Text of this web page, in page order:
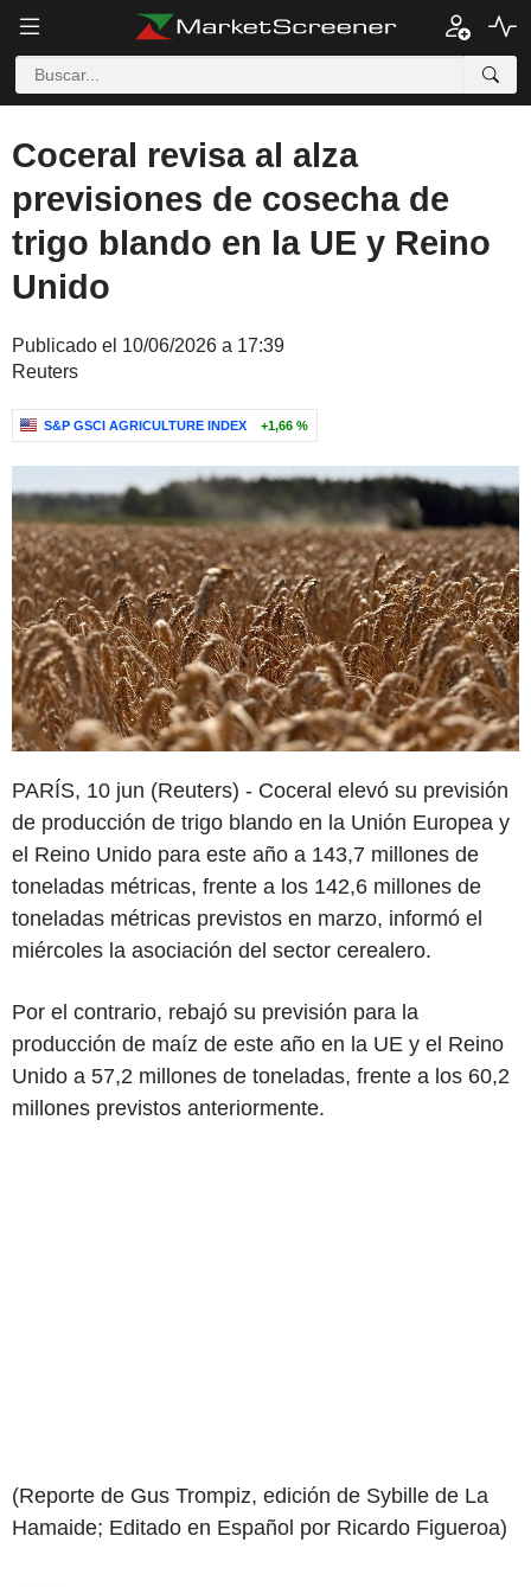
Coceral revisa al alza
previsiones de cosecha de
trigo blando en la UE y Reino
Unido
Publicado el 10/06/2026 a 17:39
Reuters
S&P GSCI AGRICULTURE INDEX +1,66 %
PARÍS, 10 jun (Reuters) - Coceral elevó su previsión
de producción de trigo blando en la Unión Europea y
el Reino Unido para este año a 143,7 millones de
toneladas métricas, frente a los 142,6 millones de
toneladas métricas previstos en marzo, informó el
miércoles la asociación del sector cerealero.
Por el contrario, rebajó su previsión para la
producción de maíz de este año en la UE y el Reino
Unido a 57,2 millones de toneladas, frente a los 60,2
millones previstos anteriormente.
(Reporte de Gus Trompiz, edición de Sybille de La
Hamaide; Editado en Español por Ricardo Figueroa)